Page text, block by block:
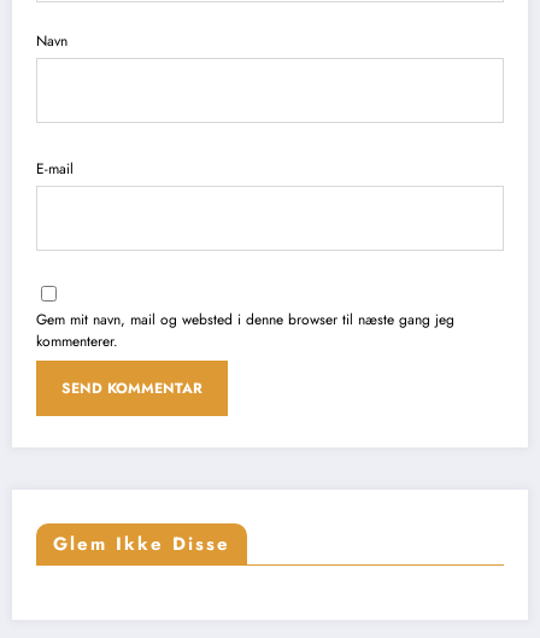
Navn
E-mail
Gem mit navn, mail og websted i denne browser til næste gang jeg
kommenterer.
Glem Ikke Disse